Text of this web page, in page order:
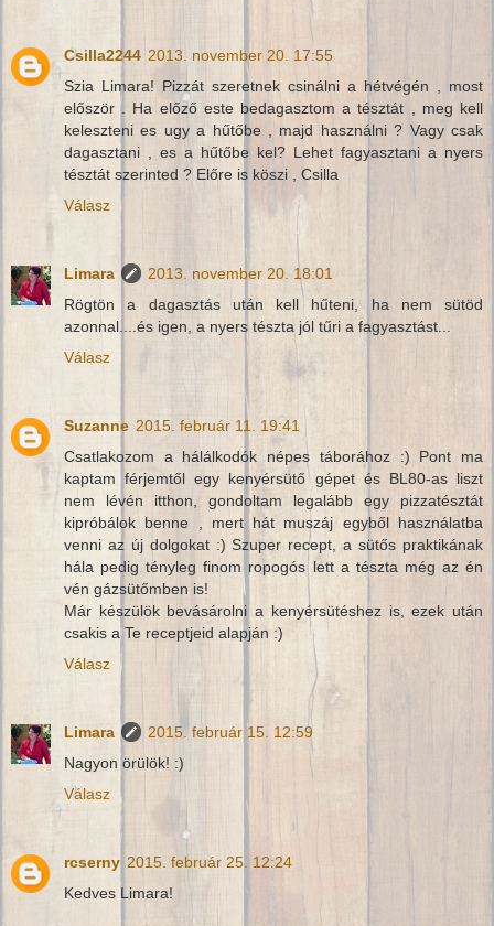
Csilla2244 2013. november 20. 17:55
Szia Limara! Pizzát szeretnek csinálni a hétvégén , most
először . Ha előző este bedagasztom a tésztát , meg kell
keleszteni es ugy a hűtőbe , majd használni ? Vagy csak
dagasztani , es a hűtőbe kel? Lehet fagyasztani a nyers
tésztát szerinted ? Előre is köszi , Csilla
Válasz
Limara
2013. november 20. 18:01
Rögtön a dagasztás után kell hűteni, ha nem sütöd
azonnal....és igen, a nyers tészta jól tűri a fagyasztást...
Válasz
Suzanne 2015. február 11. 19:41
Csatlakozom a hálálkodók népes táborához :) Pont ma
kaptam férjemtől egy kenyérsütő gépet és BL80-as liszt
nem lévén itthon, gondoltam legalább egy pizzatésztát
kipróbálok benne , mert hát muszáj egyből használatba
venni az új dolgokat :) Szuper recept, a sütős praktikának
hála pedig tényleg finom ropogós lett a tészta még az én
vén gázsütőmben is!
Már készülök bevásárolni a kenyérsütéshez is, ezek után
csakis a Te receptjeid alapján :)
Válasz
Limara
2015. február 15. 12:59
Nagyon örülök! :)
Válasz
rcserny 2015. február 25. 12:24
Kedves Limara!